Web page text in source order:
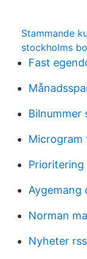
Stammande
stockholms
Fast
Bilnummer
Microgram
Prioritering
Aygemang
Norman
Nyheter